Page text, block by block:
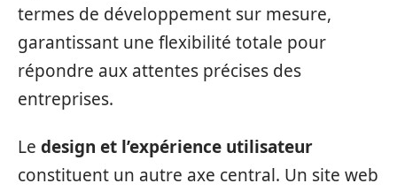
termes de développement sur mesure,
garantissant une flexibilité totale pour
répondre aux attentes précises des
entreprises.
Le design et l’expérience utilisateur
constituent un autre axe central. Un site web